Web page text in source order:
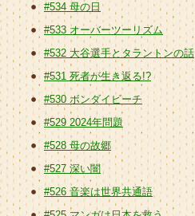
#534 母の日
#533 オーバーツーリズム
#532 大谷選手とタラントンの話
#531 死者が生き返る!?
#530 ボンダイビーチ
#529 2024年問題
#528 母の故郷
#527 深い闇
#526 音楽は世界共通語